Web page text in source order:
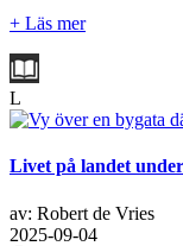
+ Läs mer
L
Livet på landet
av: Robert de Vries
2025-09-04